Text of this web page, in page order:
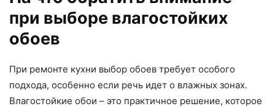
при выборе влагостойких
обоев
При ремонте кухни выбор обоев требует особого
подхода, особенно если речь идет о влажных зонах.
Влагостойкие обои – это практичное решение, которое